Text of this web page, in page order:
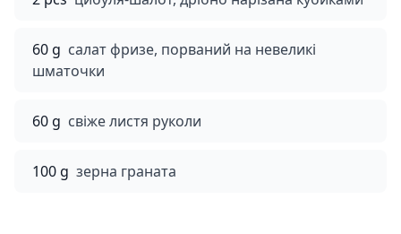
60 g салат фризе, порваний на невеликі
шматочки
60 g свіже листя руколи
100 g зерна граната